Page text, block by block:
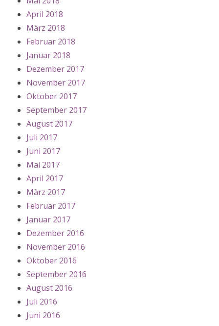
April 2018
März 2018
Februar 2018
Januar 2018
Dezember 2017
November 2017
Oktober 2017
September 2017
August 2017
Juli 2017
Juni 2017
Mai 2017
April 2017
März 2017
Februar 2017
Januar 2017
Dezember 2016
November 2016
Oktober 2016
September 2016
August 2016
Juli 2016
Juni 2016